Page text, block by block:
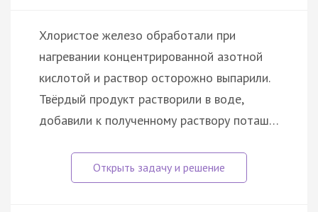
Хлористое железо обработали при
нагревании концентрированной азотной
кислотой и раствор осторожно выпарили.
Твёрдый продукт растворили в воде,
добавили к полученному раствору поташ…